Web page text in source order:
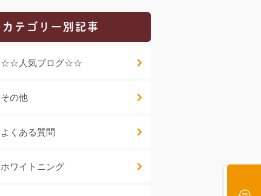
カテゴリー別記事
☆☆人気ブログ☆☆
その他
よくある質問
ホワイトニング